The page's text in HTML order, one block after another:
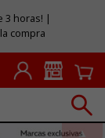
3 horas! |
compra